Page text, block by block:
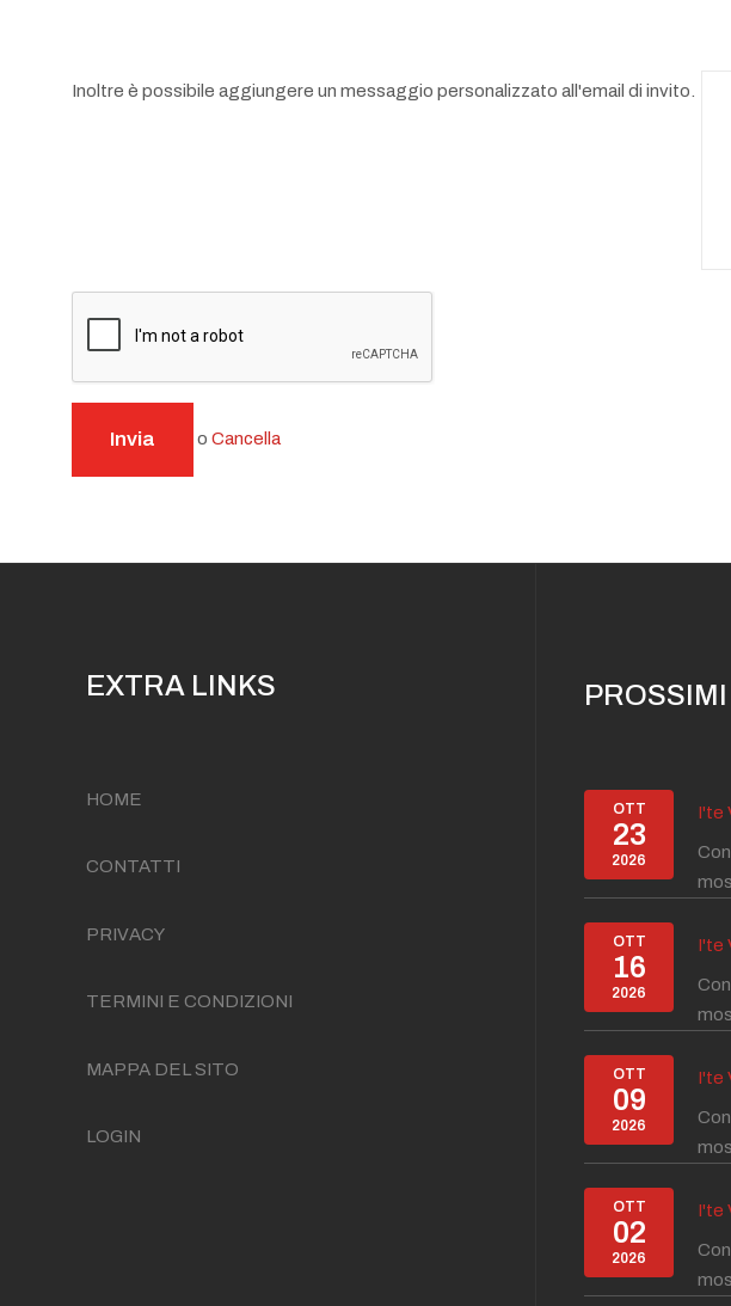
Inoltre è possibile aggiungere un messaggio personalizzato all'email di invito.
Invia o Cancella
EXTRA LINKS
HOME
CONTATTI
PRIVACY
TERMINI E CONDIZIONI
MAPPA DEL SITO
LOGIN
OTT
23
2026
I'te
OTT
16
2026
I'te
OTT
09
2026
I'te
OTT
02
2026
I'te